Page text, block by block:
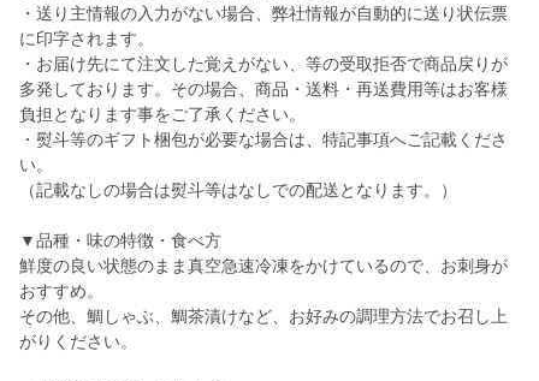
・送り主情報の入力がない場合、弊社情報が自動的に送り状伝票
に印字されます。
・お届け先にて注文した覚えがない、等の受取拒否で商品戻りが
多発しております。その場合、商品・送料・再送費用等はお客様
負担となります事をご了承ください。
・熨斗等のギフト梱包が必要な場合は、特記事項へご記載くださ
い。
（記載なしの場合は熨斗等はなしでの配送となります。）
▼品種・味の特徴・食べ方
鮮度の良い状態のまま真空急速冷凍をかけているので、お刺身が
おすすめ。
その他、鯛しゃぶ、鯛茶漬けなど、お好みの調理方法でお召し上
がりください。